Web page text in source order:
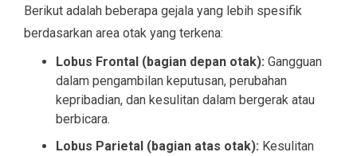
Berikut adalah beberapa gejala yang lebih spesifik
berdasarkan area otak yang terkena:
Lobus Frontal (bagian depan otak): Gangguan
dalam pengambilan keputusan, perubahan
kepribadian, dan kesulitan dalam bergerak atau
berbicara.
Lobus Parietal (bagian atas otak): Kesulitan